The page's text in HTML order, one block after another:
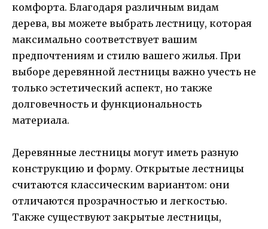
комфорта. Благодаря различным видам
дерева, вы можете выбрать лестницу, которая
максимально соответствует вашим
предпочтениям и стилю вашего жилья. При
выборе деревянной лестницы важно учесть не
только эстетический аспект, но также
долговечность и функциональность
материала.
Деревянные лестницы могут иметь разную
конструкцию и форму. Открытые лестницы
считаются классическим вариантом: они
отличаются прозрачностью и легкостью.
Также существуют закрытые лестницы,